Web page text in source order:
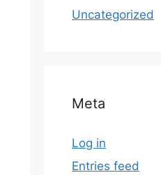
Uncategorized
Meta
Log in
Entries feed